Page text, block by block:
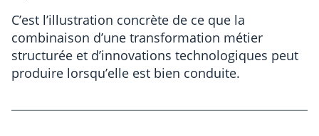
C’est l’illustration concrète de ce que la
combinaison d’une transformation métier
structurée et d’innovations technologiques peut
produire lorsqu’elle est bien conduite.